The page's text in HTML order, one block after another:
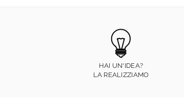
HAI UN'IDEA?
LA REALIZZIAMO